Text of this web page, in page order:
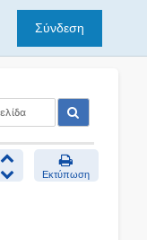
Σύνδεση
Εκτύπωση